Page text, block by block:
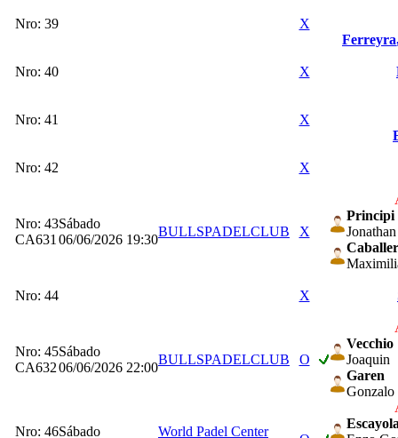
Nro: 39
X
Ferreyra
Nro: 40 X
Nro: 41
X
Nro: 42 X
Nro: 43
CA631
Sábado
06/06/2026 19:30
BULLSPADELCLUB X
Principi
Jonathan
Nro: 44 X
Nro: 45
CA632
Sábado
06/06/2026 22:00
BULLSPADELCLUB O
Vecchio
Joaquin
Garen
Gonzalo
Nro: 46Sábado
World Padel Center